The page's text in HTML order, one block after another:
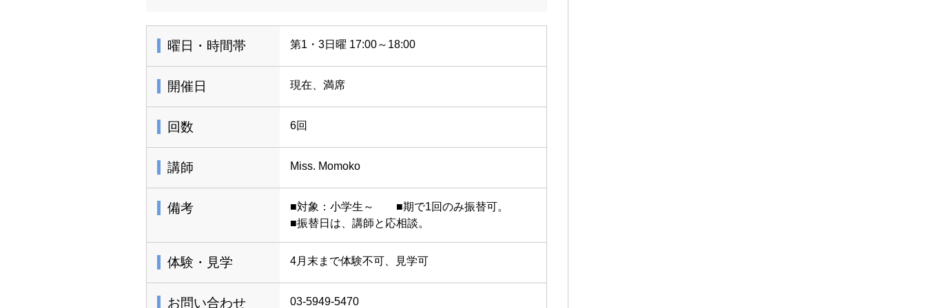
曜日・時間帯 第1・3日曜 17:00～18:00
開催日 現在、満席
回数 6回
講師 Miss. Momoko
備考
■対象：小学生～ ■期で1回のみ振替可。
■振替日は、講師と応相談。
体験・見学 4月末まで体験不可、見学可
お問い合わせ 03-5949-5470